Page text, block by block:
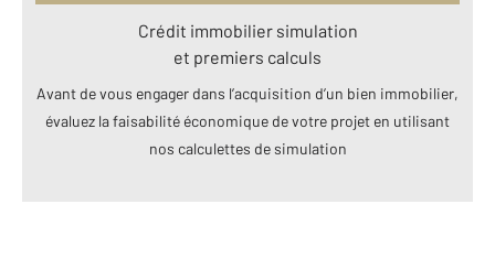
Crédit immobilier simulation
et premiers calculs
Avant de vous engager dans l’acquisition d’un bien immobilier,
évaluez la faisabilité économique de votre projet en utilisant
nos calculettes de simulation